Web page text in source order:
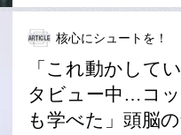
核心にシュートを！
「これ動かして
タビュー中…コ
も学べた」頭脳